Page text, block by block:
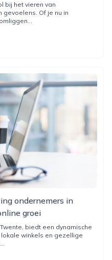
bij het vieren van
gevoelens. Of je nu in
ondernemers in
groei
biedt een dynamische
winkels en gezellige